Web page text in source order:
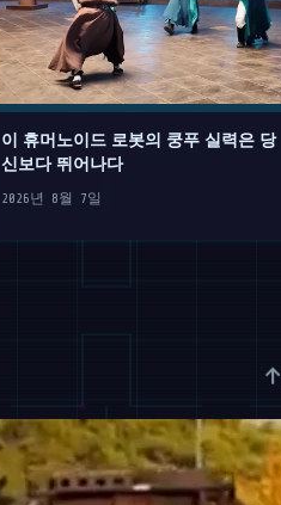
이 휴머노이드 로봇의 쿵푸 실력은 당
신보다 뛰어나다
2026년 8월 7일
↑